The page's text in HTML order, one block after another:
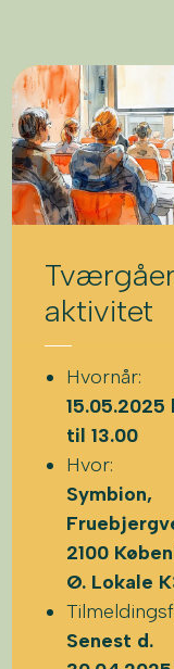
aktivitet
Hvornår:
15.05.2025
til 13.00
Hvor:
Symbion,
2100
Ø. Lokale
Senest d.